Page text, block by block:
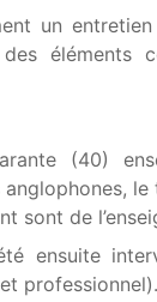
un
éléments
(40)
le
sont de
ensuite
professionnel).